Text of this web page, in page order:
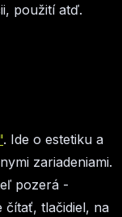
použití atď.
. Ide o estetiku a
zariadeniami.
pozerá -
tlačidiel, na